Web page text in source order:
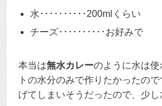
水･･････････200mlくらい
チーズ･･････････お好みで
本当は無水カレーのように水は
トの水分のみで作りたかったの
げてしまいそうだったので、少し